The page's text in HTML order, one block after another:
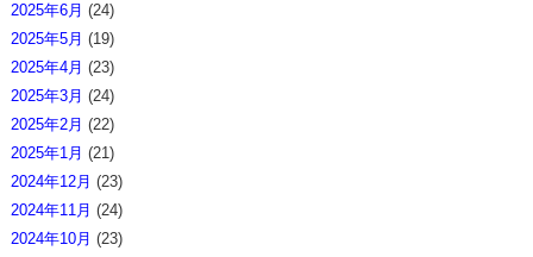
2025年6月 (24)
2025年5月 (19)
2025年4月 (23)
2025年3月 (24)
2025年2月 (22)
2025年1月 (21)
2024年12月 (23)
2024年11月 (24)
2024年10月 (23)